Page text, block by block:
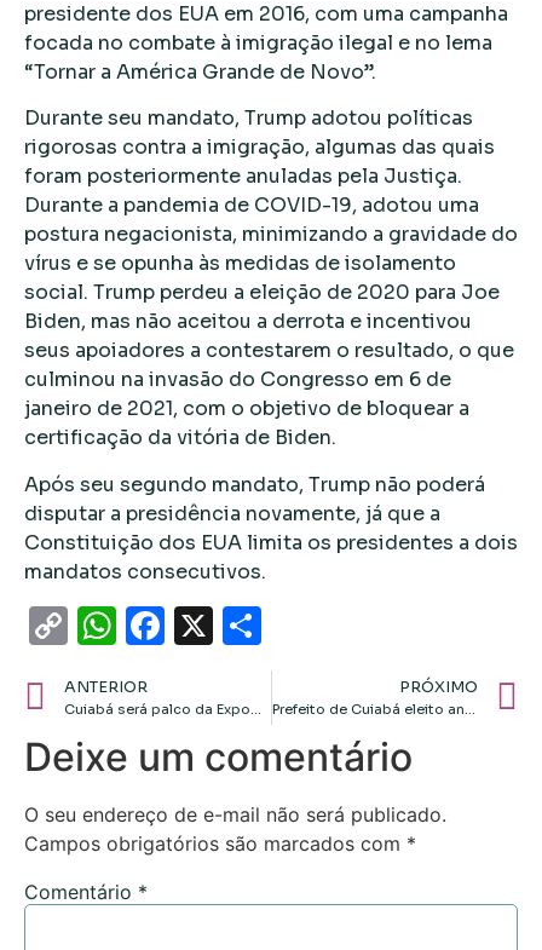
presidente dos EUA em 2016, com uma campanha
focada no combate à imigração ilegal e no lema
“Tornar a América Grande de Novo”.
Durante seu mandato, Trump adotou políticas
rigorosas contra a imigração, algumas das quais
foram posteriormente anuladas pela Justiça.
Durante a pandemia de COVID-19, adotou uma
postura negacionista, minimizando a gravidade do
vírus e se opunha às medidas de isolamento
social. Trump perdeu a eleição de 2020 para Joe
Biden, mas não aceitou a derrota e incentivou
seus apoiadores a contestarem o resultado, o que
culminou na invasão do Congresso em 6 de
janeiro de 2021, com o objetivo de bloquear a
certificação da vitória de Biden.
Após seu segundo mandato, Trump não poderá
disputar a presidência novamente, já que a
Constituição dos EUA limita os presidentes a dois
mandatos consecutivos.
CopyWhatsApp
Facebook
X
ANTERIOR
Cuiabá será palco da Expominério, o maior evento de mineração do Centro-Oeste
PRÓXIMO
Prefeito de Cuiabá eleito anuncia Vânia na Assistência Social e Johnny na cultura
Deixe um comentário
O seu endereço de e-mail não será publicado.
Campos obrigatórios são marcados com *
Comentário *